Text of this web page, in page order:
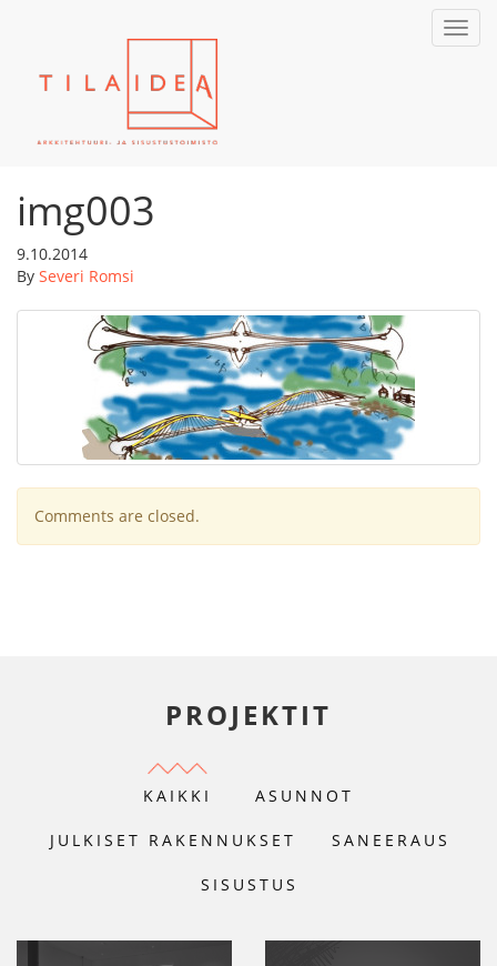
img003
9.10.2014
By Severi Romsi
Comments are closed.
PROJEKTIT
KAIKKI ASUNNOT
JULKISET RAKENNUKSET SANEERAUS
SISUSTUS